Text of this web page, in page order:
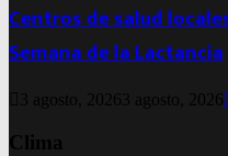
Centros de salud
Semana de la Lactancia
3 agosto, 2026 3 agosto, 2026
Clima